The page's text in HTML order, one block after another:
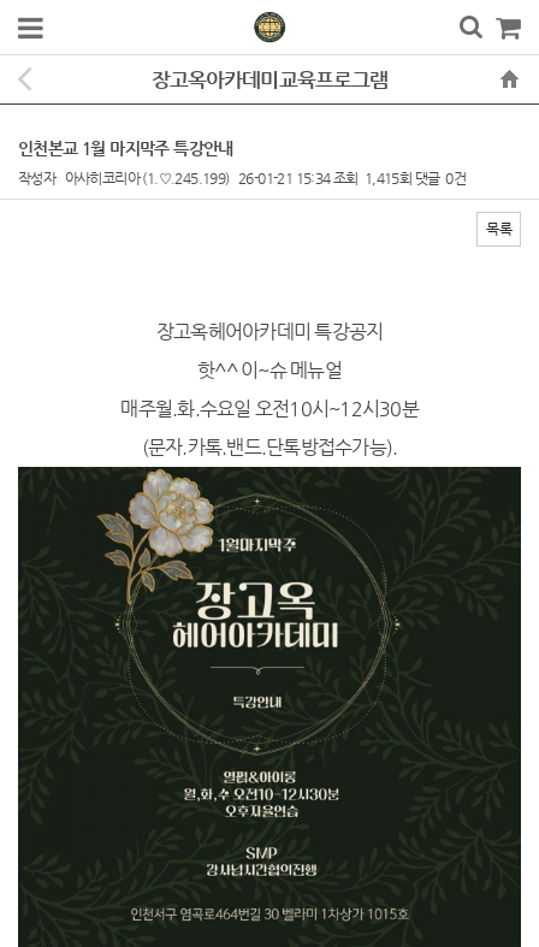
장고옥아카데미교육프로그램
인천본교 1월 마지막주 특강안내
작성자 아사히코리아(1.♡.245.199) 26-01-21 15:34조회 1,415회 댓글 0건
목록
장고옥헤어아카데미 특강공지
핫^^ 이~슈 메뉴얼
매주월.화.수요일 오전10시~12시30분
(문자.카톡.밴드.단톡방접수가능).